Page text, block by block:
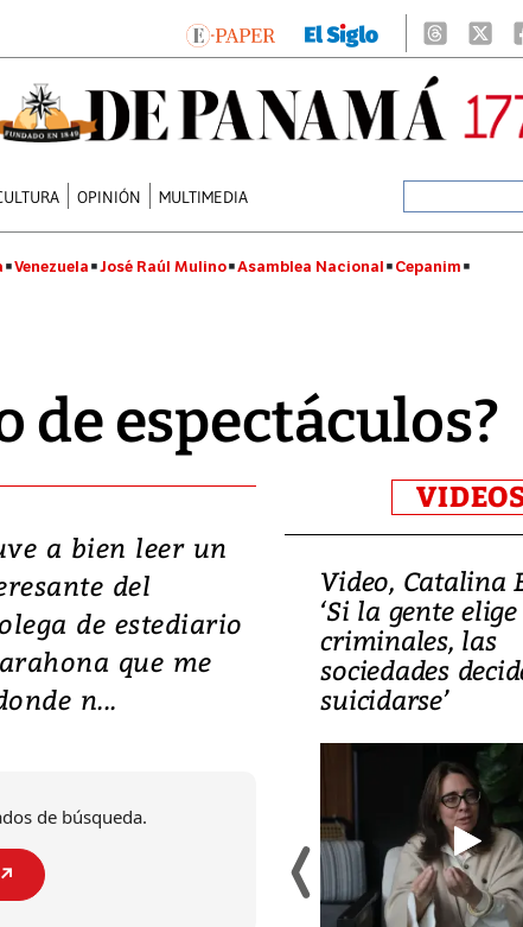
OPINIÓN MULTIMEDIA
Venezuela José Raúl Mulino Asamblea Nacional Cepanim
de espectáculos?
a bien leer un
del
de estediario
que me
n...
de búsqueda.
Japón: Terremoto
heridos y graves
en Kumamoto
Video, Catalina
‘Si la gente elige
criminales, las
sociedades
suicidarse’